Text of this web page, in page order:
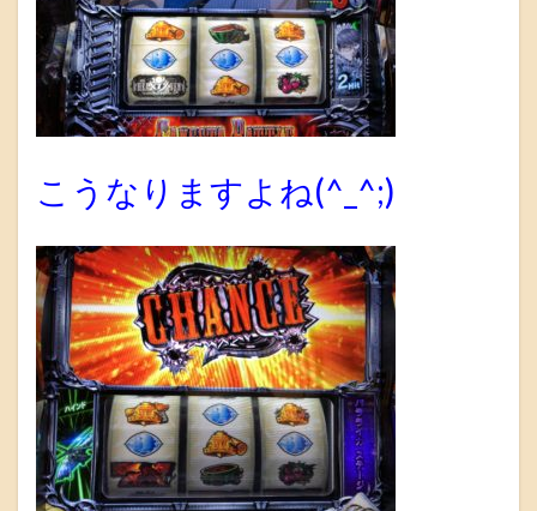
こうなりますよね(^_^;)